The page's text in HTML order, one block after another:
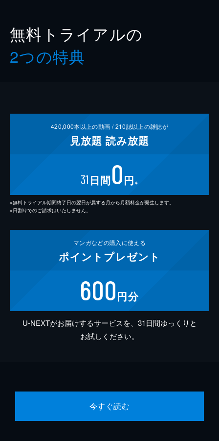
無料トライアルの
2つの特典
420,000本以上の動画 /210誌以上の雑誌が
見放題 読み放題
31 日間0円 ※
※無料トライアル期間終了日の翌日が属する月から月額料金が発生します。
※日割りでのご請求はいたしません。
マンガなどの購入に使える
ポイント プレゼント
600円分
U-NEXTがお届けするサービスを、31日間ゆっくりと
お試しください。
今すぐ読む